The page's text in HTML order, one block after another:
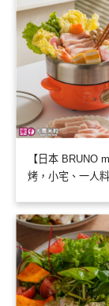
【日本 BRUNO
烤，小宅、一人